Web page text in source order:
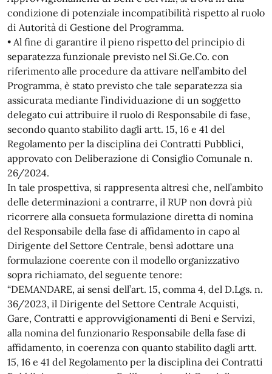
condizione di potenziale incompatibilità rispetto al ruolo
di Autorità di Gestione del Programma.
• Al fine di garantire il pieno rispetto del principio di
separatezza funzionale previsto nel Si.Ge.Co. con
riferimento alle procedure da attivare nell’ambito del
Programma, è stato previsto che tale separatezza sia
assicurata mediante l’individuazione di un soggetto
delegato cui attribuire il ruolo di Responsabile di fase,
secondo quanto stabilito dagli artt. 15, 16 e 41 del
Regolamento per la disciplina dei Contratti Pubblici,
approvato con Deliberazione di Consiglio Comunale n.
26/2024.
In tale prospettiva, si rappresenta altresì che, nell’ambito
delle determinazioni a contrarre, il RUP non dovrà più
ricorrere alla consueta formulazione diretta di nomina
del Responsabile della fase di affidamento in capo al
Dirigente del Settore Centrale, bensì adottare una
formulazione coerente con il modello organizzativo
sopra richiamato, del seguente tenore:
“DEMANDARE, ai sensi dell’art. 15, comma 4, del D.Lgs. n.
36/2023, il Dirigente del Settore Centrale Acquisti,
Gare, Contratti e approvvigionamenti di Beni e Servizi,
alla nomina del funzionario Responsabile della fase di
affidamento, in coerenza con quanto stabilito dagli artt.
15, 16 e 41 del Regolamento per la disciplina dei Contratti